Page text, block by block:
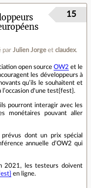
par Julien Jorge et claudex.
15
open source OW2 et le
les développeurs à
qu’ils le souhaitent et
l’occasion d'une test{fest}.
pourront interagir avec les
monétaires pouvant aller
dont un prix spécial
annuelle d’OW2 qui
2021, les testeurs doivent
en ligne.